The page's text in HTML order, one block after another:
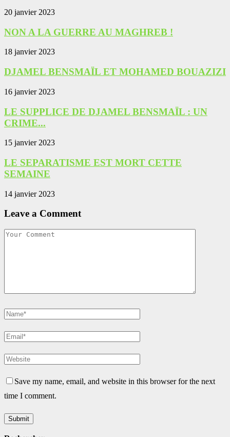
20 janvier 2023
NON A LA GUERRE AU MAGHREB !‎
18 janvier 2023
DJAMEL BENSMAÏL ET MOHAMED BOUAZIZI
16 janvier 2023
LE SUPPLICE DE DJAMEL BENSMAÏL : UN
CRIME...
15 janvier 2023
LE SEPARATISME EST MORT CETTE
SEMAINE
14 janvier 2023
Leave a Comment
Save my name, email, and website in this browser for the next
time I comment.